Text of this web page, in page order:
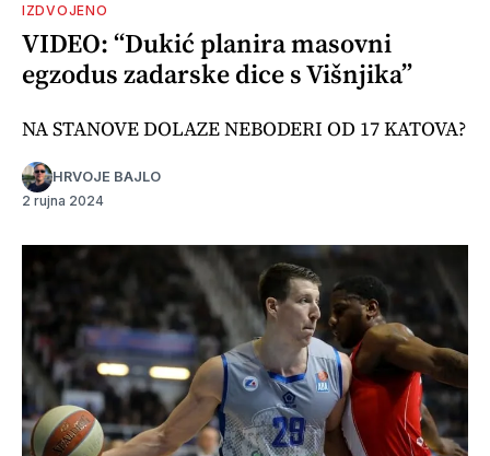
IZDVOJENO
VIDEO: “Dukić planira masovni
egzodus zadarske dice s Višnjika”
NA STANOVE DOLAZE NEBODERI OD 17 KATOVA?
HRVOJE BAJLO
2 rujna 2024